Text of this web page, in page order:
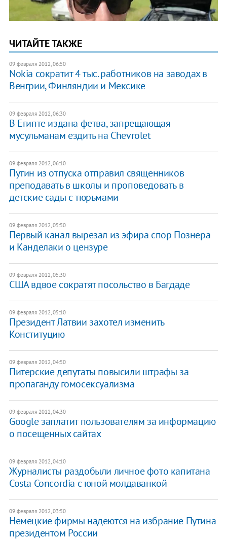
ЧИТАЙТЕ ТАКЖЕ
09 февраля 2012, 06:50
Nokia сократит 4 тыс. работников на заводах в
Венгрии, Финляндии и Мексике
09 февраля 2012, 06:30
В Египте издана фетва, запрещающая
мусульманам ездить на Chevrolet
09 февраля 2012, 06:10
Путин из отпуска отправил священников
преподавать в школы и проповедовать в
детские сады с тюрьмами
09 февраля 2012, 05:50
Первый канал вырезал из эфира спор Познера
и Канделаки о цензуре
09 февраля 2012, 05:30
США вдвое сократят посольство в Багдаде
09 февраля 2012, 05:10
Президент Латвии захотел изменить
Конституцию
09 февраля 2012, 04:50
Питерские депутаты повысили штрафы за
пропаганду гомосексуализма
09 февраля 2012, 04:30
Google заплатит пользователям за информацию
о посещенных сайтах
09 февраля 2012, 04:10
Журналисты раздобыли личное фото капитана
Costa Concordia с юной молдаванкой
09 февраля 2012, 03:50
Немецкие фирмы надеются на избрание Путина
президентом России